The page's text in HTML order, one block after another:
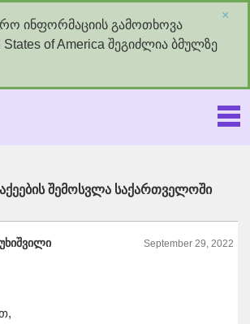
ინფორმაციის გამოთხოვა
States of America შეგიძლია ბმულზე
×
შემოსვლა საქართველოში
September 29, 2022